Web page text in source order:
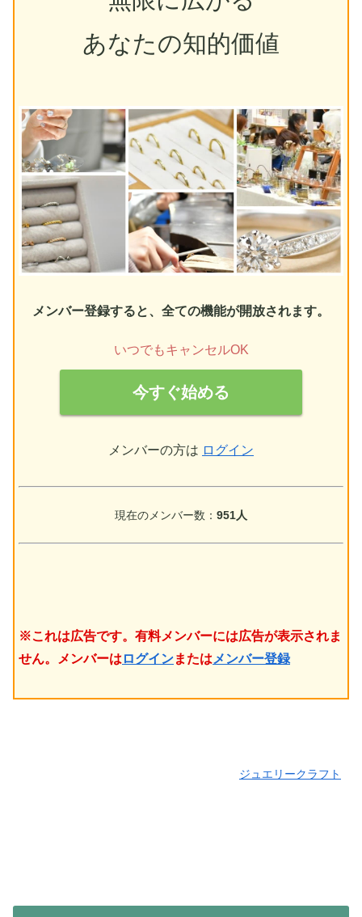
あなたの知的価値
メンバー登録すると、全ての機能が開放されます。
いつでもキャンセルOK
今すぐ始める
メンバーの方は ログイン
現在のメンバー数： 951人
※これは広告です。有料メンバーには広告が表示されま
せん。メンバーは ログインまたは メンバー登録
ジュエリークラフト